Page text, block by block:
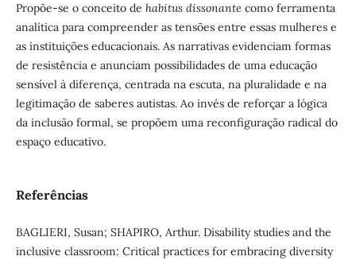
Propõe-se o conceito de habitus dissonante como ferramenta
analítica para compreender as tensões entre essas mulheres e
as instituições educacionais. As narrativas evidenciam formas
de resistência e anunciam possibilidades de uma educação
sensível à diferença, centrada na escuta, na pluralidade e na
legitimação de saberes autistas. Ao invés de reforçar a lógica
da inclusão formal, se propõem uma reconfiguração radical do
espaço educativo.
Referências
BAGLIERI, Susan; SHAPIRO, Arthur. Disability studies and the
inclusive classroom: Critical practices for embracing diversity